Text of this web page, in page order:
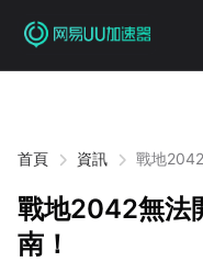
首頁 資訊 戰地
戰地2042無法
南！